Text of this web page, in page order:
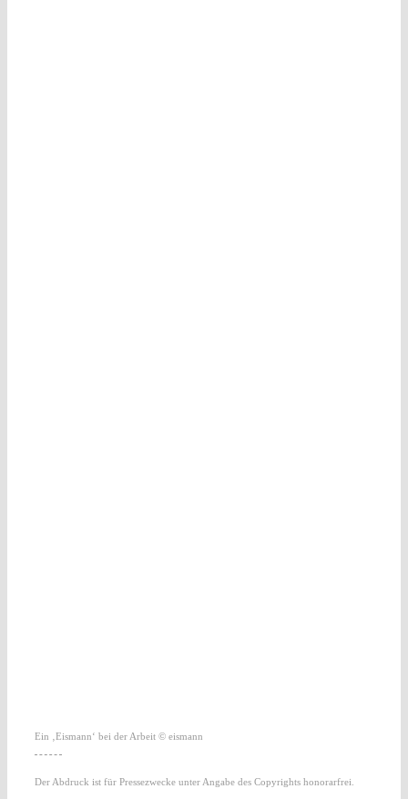
Ein ‚Eismann‘ bei der Arbeit © eismann
Der Abdruck ist für Pressezwecke unter Angabe des Copyrights honorarfrei.